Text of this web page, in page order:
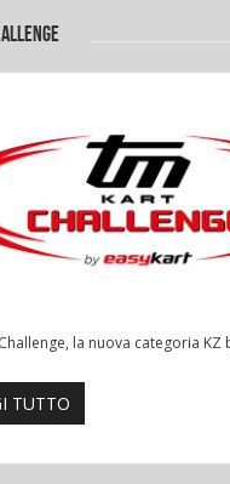
la nuova categoria KZ
TUTTO